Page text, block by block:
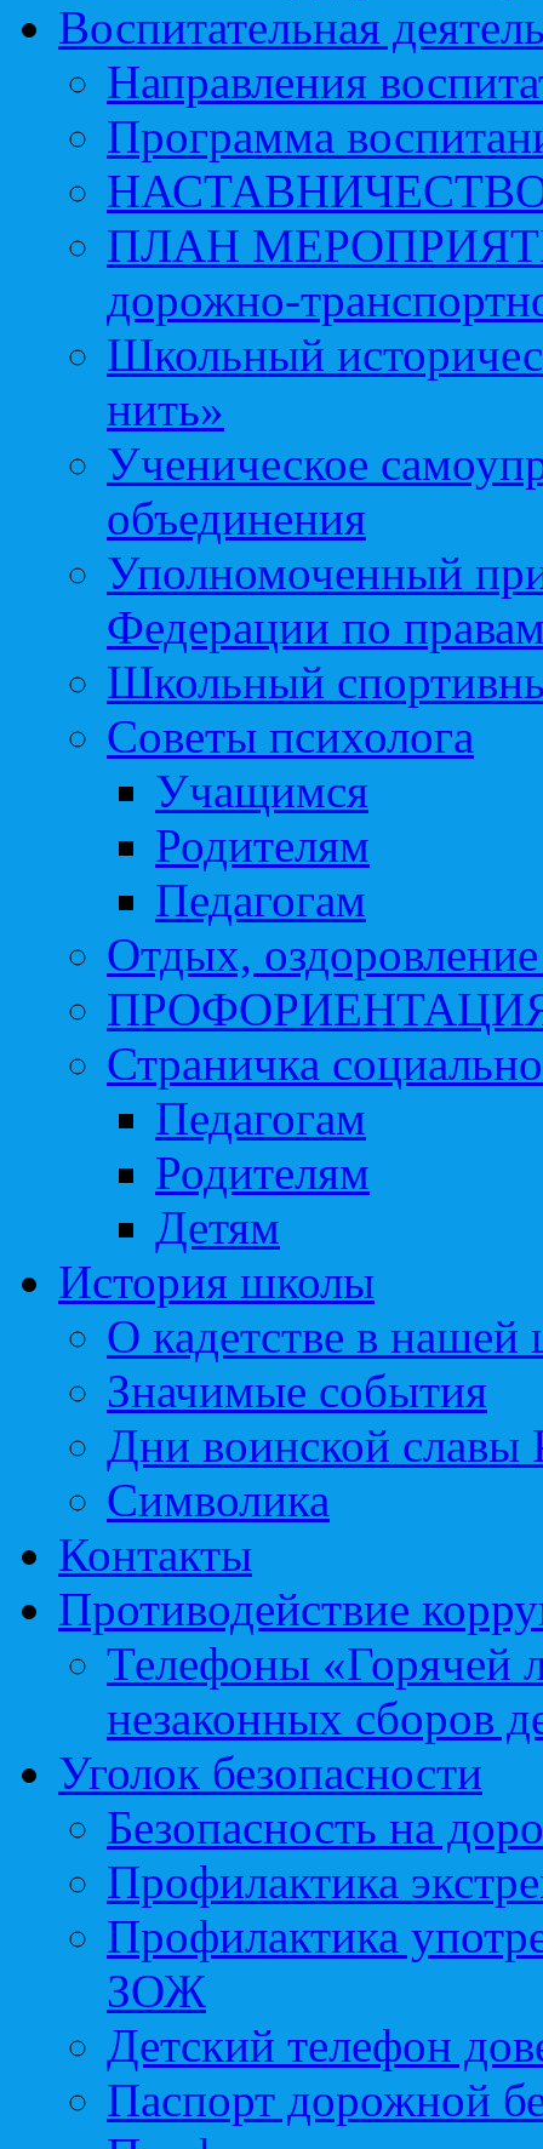
Воспитательная
Направления
Программа
ПЛАН МЕРОПРИЯТИЙ
дорожно-
Школьный
нить»
Ученическое
объединения
Уполномоченный
Федерации по
Школьный
Советы психолога
Учащимся
Родителям
Педагогам
Отдых, оздоровление
Страничка
Педагогам
Родителям
Детям
История школы
О кадетстве в нашей
Значимые события
Дни воинской славы
Символика
Контакты
Противодействие
Телефоны «Горячей
незаконных сборов
Уголок безопасности
Безопасность на
Профилактика
Профилактика
ЗОЖ
Детский телефон
Паспорт дорожной